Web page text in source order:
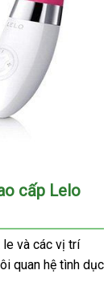
cấp Lelo
le bình
luận
và Nhật
Bản
các vị trí
quan hệ tình dục